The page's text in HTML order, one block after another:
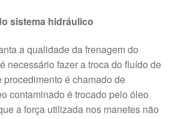
sistema hidráulico
a qualidade da frenagem do
necessário fazer a troca do fluído de
é chamado de
contaminado é trocado pelo óleo
a força utilizada nos manetes não